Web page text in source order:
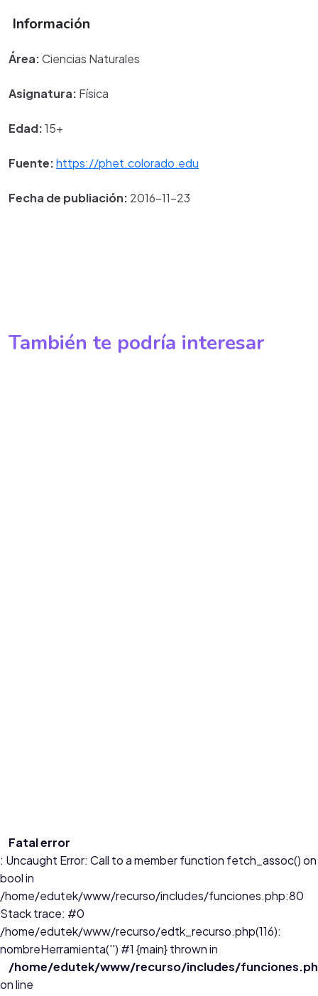
Información
Área:Ciencias Naturales
Asignatura: Física
Edad:15+
Fuente:https://phet.colorado.edu
Fecha de publiación: 2016-11-23
También te podría interesar
Fatal error
: Uncaught Error: Call to a member function fetch_assoc() on
bool in
/home/edutek/www/recurso/includes/funciones.php:80
Stack trace: #0
/home/edutek/www/recurso/edtk_recurso.php(116):
nombreHerramienta('') #1 {main} thrown in
/home/edutek/www/recurso/includes/
on line